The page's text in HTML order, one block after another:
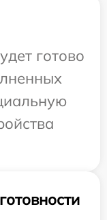
готово